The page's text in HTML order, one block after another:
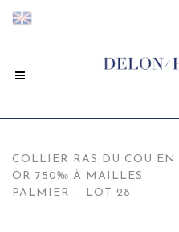
COLLIER RAS DU COU EN
OR 750‰ À MAILLES
PALMIER. - LOT 28